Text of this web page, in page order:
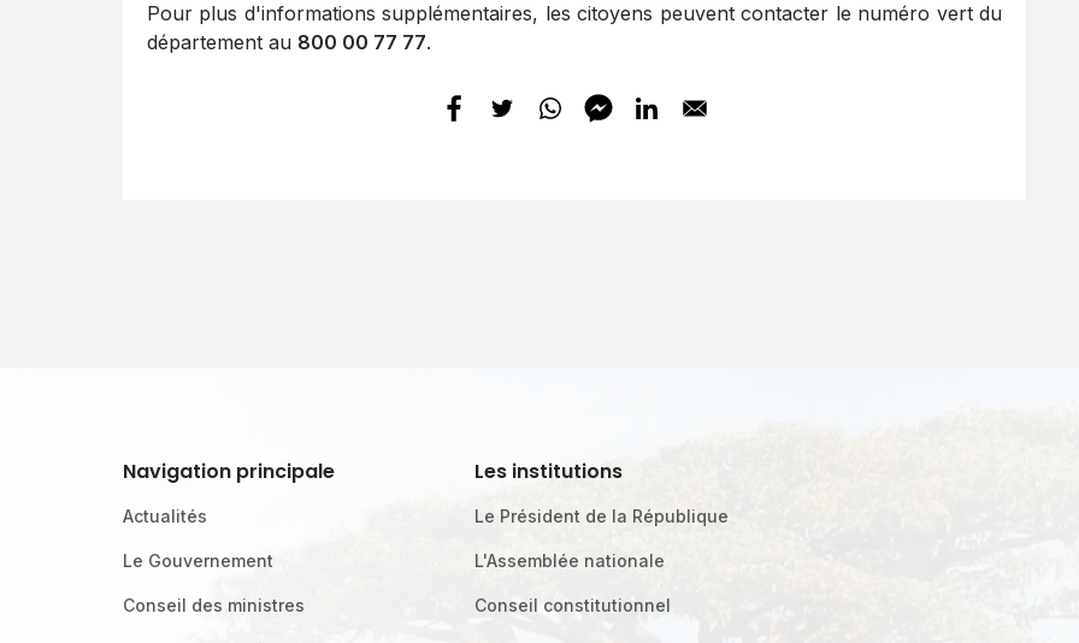
Pour plus d'informations supplémentaires, les citoyens peuvent contacter le numéro vert du
département au 800 00 77 77.
Navigation principale
Actualités
Le Gouvernement
Conseil des ministres
Les institutions
Le Président de la République
L'Assemblée nationale
Conseil constitutionnel